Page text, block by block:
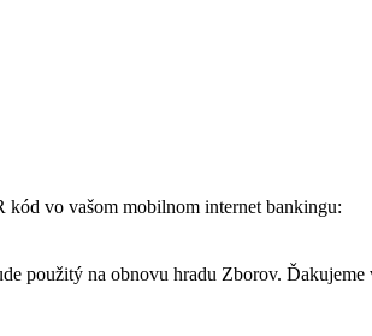
kód vo vašom mobilnom internet bankingu:
použitý na obnovu hradu Zborov. Ďakujeme